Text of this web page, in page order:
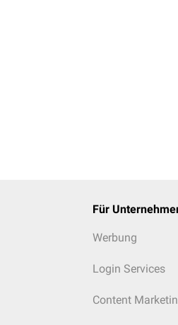
Für
Werbung
Login Services
Content